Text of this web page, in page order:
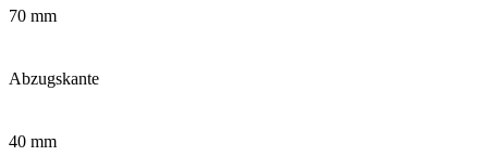
70 mm
Abzugskante
40 mm